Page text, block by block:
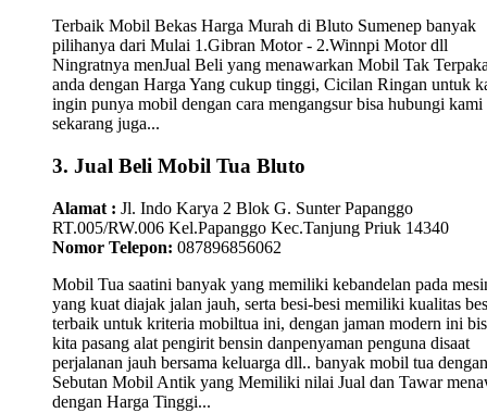
Terbaik Mobil Bekas Harga Murah di Bluto Sumenep banyak
pilihanya dari Mulai 1.Gibran Motor - 2.Winnpi Motor dll
Ningratnya menJual Beli yang menawarkan Mobil Tak
anda dengan Harga Yang cukup tinggi, Cicilan Ringan untuk
ingin punya mobil dengan cara mengangsur bisa hubungi kami
sekarang juga...
3. Jual Beli Mobil Tua Bluto
Alamat : Jl. Indo Karya 2 Blok G. Sunter Papanggo
RT.005/RW.006 Kel.Papanggo Kec.Tanjung Priuk 14340
Nomor Telepon: 087896856062
Mobil Tua saatini banyak yang memiliki kebandelan pada
yang kuat diajak jalan jauh, serta besi-besi memiliki kualitas
terbaik untuk kriteria mobiltua ini, dengan jaman modern ini
kita pasang alat pengirit bensin danpenyaman penguna disaat
perjalanan jauh bersama keluarga dll.. banyak mobil tua dengan
Sebutan Mobil Antik yang Memiliki nilai Jual dan Tawar
dengan Harga Tinggi...